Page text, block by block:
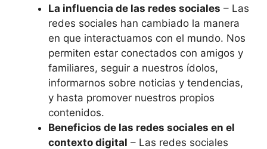
La influencia de las redes sociales – Las
redes sociales han cambiado la manera
en que interactuamos con el mundo. Nos
permiten estar conectados con amigos y
familiares, seguir a nuestros ídolos,
informarnos sobre noticias y tendencias,
y hasta promover nuestros propios
contenidos.
Beneficios de las redes sociales en el
contexto digital – Las redes sociales